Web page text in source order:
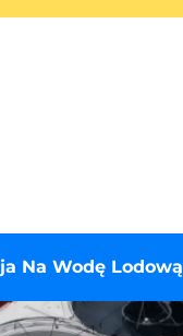
Na Wodę